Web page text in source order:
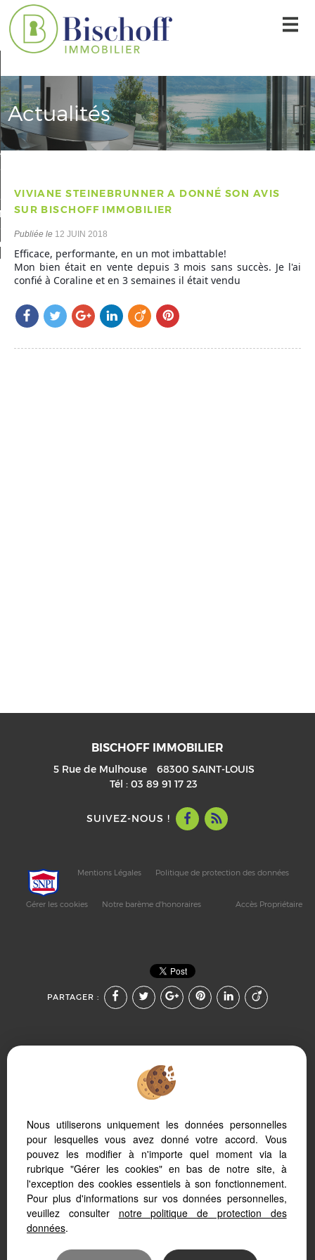
Nos offres
L'agence
une alerte mail
compte
sélection
Actualités
VIVIANE STEINEBRUNNER A DONNÉ SON AVIS
SUR BISCHOFF IMMOBILIER
Publiée le 12 JUIN 2018
Efficace, performante, en un mot imbattable!
Mon bien était en vente depuis 3 mois sans succès. Je l'ai
confié à Coraline et en 3 semaines il était vendu
BISCHOFF IMMOBILIER
5 Rue de Mulhouse 68300 SAINT-LOUIS
Tél :03 89 91 17 23
SUIVEZ-NOUS !
Mentions Légales Politique de protection des données
Gérer les cookies Notre barème d'honoraires Accès Propriétaire
PARTAGER :
votre PC, votre tablette ou votre smartphone, notre site
s’adapte automatiquement aux différents types d'écrans
Logiciel de transaction
Création site internet immobilier
Référencement site immobilier
Nous utiliserons uniquement les données personnelles
pour lesquelles vous avez donné votre accord. Vous
pouvez les modifier à n'importe quel moment via la
rubrique "Gérer les cookies" en bas de notre site, à
l'exception des cookies essentiels à son fonctionnement.
Pour plus d'informations sur vos données personnelles,
veuillez consulter notre politique de protection des
données.